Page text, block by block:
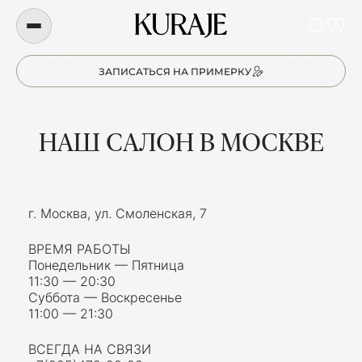
ЗАПИСАТЬСЯ НА ПРИМЕРКУ
НАШ САЛОН В МОСКВЕ
г. Москва, ул. Смоленская, 7
ВРЕМЯ РАБОТЫ
Понедельник — Пятница
11:30 — 20:30
Cуббота — Воскресенье
11:00 — 21:30
ВСЕГДА НА СВЯЗИ